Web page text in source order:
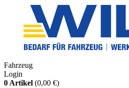
Fahrzeug
Login
0 Artikel (0,00 €)